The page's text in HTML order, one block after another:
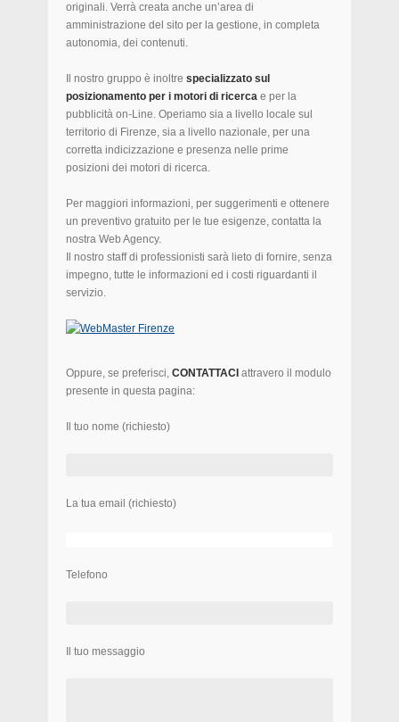
originali. Verrà creata anche un’area di
amministrazione del sito per la gestione, in completa
autonomia, dei contenuti.
Il nostro gruppo è inoltre specializzato sul
posizionamento per i motori di ricerca e per la
pubblicità on-Line. Operiamo sia a livello locale sul
territorio di Firenze, sia a livello nazionale, per una
corretta indicizzazione e presenza nelle prime
posizioni dei motori di ricerca.
Per maggiori informazioni, per suggerimenti e ottenere
un preventivo gratuito per le tue esigenze, contatta la
nostra Web Agency.
Il nostro staff di professionisti sarà lieto di fornire, senza
impegno, tutte le informazioni ed i costi riguardanti il
servizio.
Oppure, se preferisci, CONTATTACI attravero il modulo
presente in questa pagina:
Il tuo nome (richiesto)
La tua email (richiesto)
Telefono
Il tuo messaggio